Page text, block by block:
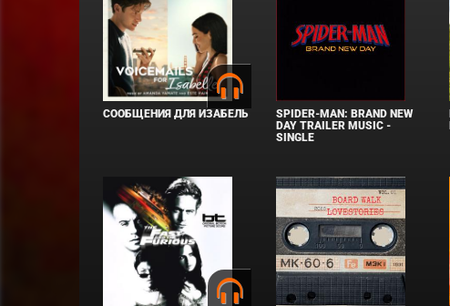
СООБЩЕНИЯ ДЛЯ ИЗАБЕЛЬ
SPIDER-MAN: BRAND NEW
DAY TRAILER MUSIC -
SINGLE